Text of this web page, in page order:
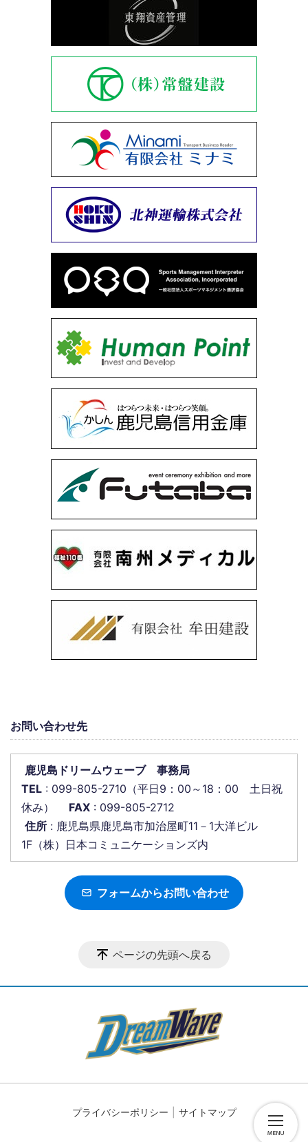
お問い合わせ先
鹿児島ドリームウェーブ 事務局
TEL : 099-805-2710（平日9：00～18：00 土日祝
休み）
FAX : 099-805-2712
住所 : 鹿児島県鹿児島市加治屋町11－1大洋ビル
1F（株）日本コミュニケーションズ内
フォームからお問い合わせ
ページの先頭へ戻る
プライバシーポリシー サイトマップ